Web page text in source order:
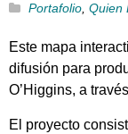
Portafolio, Quien
Este mapa
difusión para
O’Higgins, a
El proyecto